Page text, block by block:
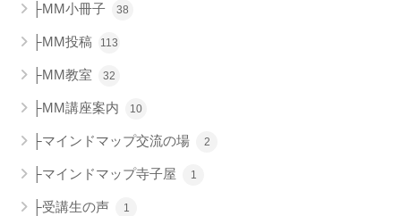
├MM小冊子 38
├MM投稿 113
├MM教室 32
├MM講座案内 10
├マインドマップ交流の場 2
├マインドマップ寺子屋 1
├受講生の声 1